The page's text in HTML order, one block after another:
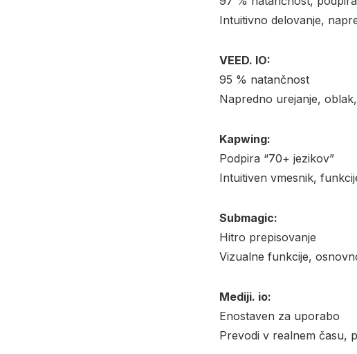
Intuitivno delovanje,
VEED. IO:
95 % natančnost
Napredno urejanje,
Kapwing:
Podpira “70+ jezikov”
Intuitiven vmesnik,
Submagic:
Hitro prepisovanje
Vizualne funkcije,
Mediji. io:
Enostaven za uporabo
Prevodi v realnem času,